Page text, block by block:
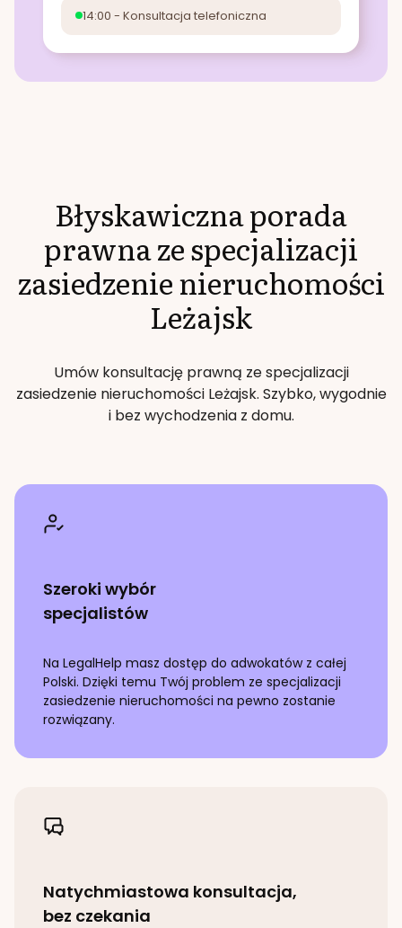
14:00 - Konsultacja telefoniczna
Błyskawiczna porada
prawna ze specjalizacji
zasiedzenie nieruchomości
Leżajsk
Umów konsultację prawną ze specjalizacji
zasiedzenie nieruchomościLeżajsk. Szybko, wygodnie
i bez wychodzenia z domu.
Szeroki wybór
specjalistów
Na LegalHelp masz dostęp do adwokatów z całej
Polski. Dzięki temu Twój problem ze specjalizacji
zasiedzenie nieruchomości na pewno zostanie
rozwiązany.
Natychmiastowa konsultacja,
bez czekania